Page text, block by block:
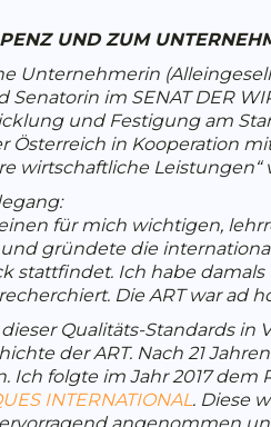
UND ZUM
Unternehmerin
im SENAT DER
und Festigung am
in Kooperation
wirtschaftliche Leistungen“
für mich wichtigen,
gründete die
stattfindet. Ich habe
Die ART war ad
Qualitäts-Standards
der ART. Nach 21
Ich folgte im Jahr 2017
INTERNATIONAL . Diese
angenommen